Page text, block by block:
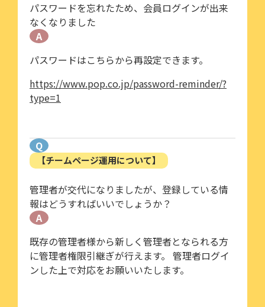
パスワードを忘れたため、会員ログインが出来
なくなりました
A
パスワードはこちらから再設定できます。
https://www.pop.co.jp/password-reminder/?
type=1
Q
【チームページ運用について】
管理者が交代になりましたが、登録している情
報はどうすればいいでしょうか？
A
既存の管理者様から新しく管理者となられる方
に管理者権限引継ぎが行えます。 管理者ログイ
ンした上で対応をお願いいたします。